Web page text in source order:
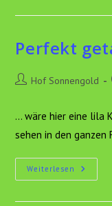
Dollars
Perfekt
Beitrags-
Hof Sonnengold
... wäre hier eine lila
sehen in den ganzen
Weiterlesen Perfekt
Getarnt…